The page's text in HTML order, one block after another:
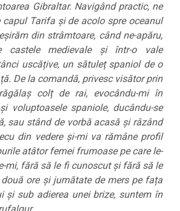
Gibraltar. Navigând practic, ne
capul Tarifa și de acolo spre oceanul
din strâmtoare, când ne-apăru,
castele medievale și într-o vale
uscățive, un sătuleț spaniol de o
De la comandă, privesc visător prin
colț de rai, evocându-mi în
voluptoasele spaniole, ducându-se
sau stând de vorbă acasă și râzând
din vedere și-mi va rămâne profil
atâtor femei frumoase pe care le-
mi, fără să le fi cunoscut și fără să le
ore și jumătate de mers pe fața
și sub adierea unei brize, suntem în